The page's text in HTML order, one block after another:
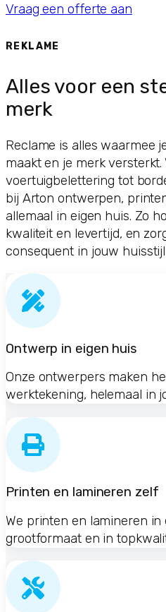
Vraag een offerte aan
REKLAME
Alles voor een
merk
Reclame is alles waarmee
maakt en je merk
voertuigbelettering tot
bij Arton ontwerpen,
allemaal in eigen huis. Zo
kwaliteit en levertijd, en
consequent in jouw
Ontwerp in eigen huis
Onze ontwerpers maken
werktekening, helemaal in
Printen en lamineren zelf
We printen en lamineren in
grootformaat en in